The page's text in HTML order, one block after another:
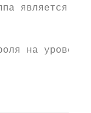
является
на уровень